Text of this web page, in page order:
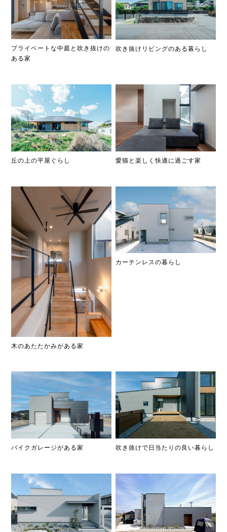
プライベートな中庭と吹き抜けの
ある家
吹き抜けリビングのある暮らし
丘の上の平屋ぐらし 愛猫と楽しく快適に過ごす家
木のあたたかみがある家
カーテンレスの暮らし
バイクガレージがある家 吹き抜けで日当たりの良い暮らし